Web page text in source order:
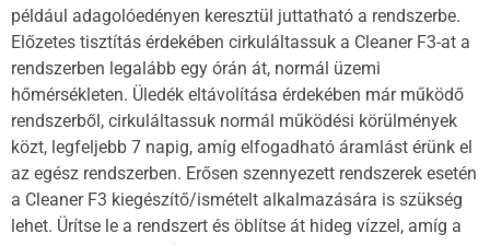
például adagolóedényen keresztül juttatható a rendszerbe.
Előzetes tisztítás érdekében cirkuláltassuk a Cleaner F3-at a
rendszerben legalább egy órán át, normál üzemi
hőmérsékleten. Üledék eltávolítása érdekében már működő
rendszerből, cirkuláltassuk normál működési körülmények
közt, legfeljebb 7 napig, amíg elfogadható áramlást érünk el
az egész rendszerben. Erősen szennyezett rendszerek esetén
a Cleaner F3 kiegészítő/ismételt alkalmazására is szükség
lehet. Ürítse le a rendszert és öblítse át hideg vízzel, amíg a